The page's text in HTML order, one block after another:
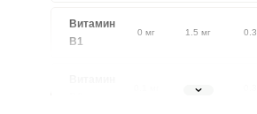
Витамин
В1
0 мг 1.5 мг 0.3
1.8 мг